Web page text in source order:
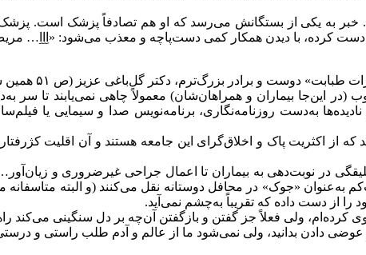
خبر به یکی از بستگانش می‌رسد که او هم تصادفاً پزشک است. پزشک
کرده، با دیدن همکار کمی دست‌پاچه و معذب می‌شود: «اِاِاِ…
گل‌باغی عزیز (ص ۵۱ همین شماره) بگذارید. در واقع دو نکته سبب نوشتن این چند خط شد:
(در این‌جا بیماران و همراهان‌شان) معمولاً چاهی نمی‌یابند تا سر
به‌دست روزنامه‌نگاری، برنامه‌نویس صدا و سیمایی یا
از اکثریت پاک و اخلاق‌گرای این جامعه هستند و آن اقلیت
در نوبت‌دهی به بیماران تا اعمال جراحی غیرضروری و
به‌عنوان «جوک» در محافل دوستانه نقل می‌کنند (و البته
را از دست داده که تقریباً به‌چشم نمی‌آید.
کرده‌ام، ولی فعلاً جز گفتن و بازگفتن آن‌چه بر دل سنگینی می‌کند
دادن بدانید، ولی نمی‌شود ما از عالم و آدم طلب راستی و